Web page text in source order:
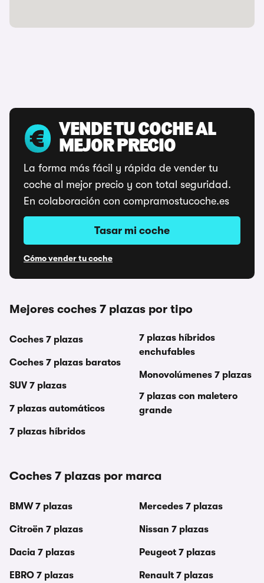
VENDE TU COCHE AL
MEJOR PRECIO
La forma más fácil y rápida de vender tu
coche al mejor precio y con total seguridad.
En colaboración con compramostucoche.es
Tasar mi coche
Cómo vender tu coche
Mejores coches 7 plazas por tipo
Coches 7 plazas
Coches 7 plazas baratos
SUV 7 plazas
7 plazas automáticos
7 plazas híbridos
7 plazas híbridos
enchufables
Monovolúmenes 7 plazas
7 plazas con maletero
grande
Coches 7 plazas por marca
BMW 7 plazas
Citroën 7 plazas
Dacia 7 plazas
EBRO 7 plazas
Mercedes 7 plazas
Nissan 7 plazas
Peugeot 7 plazas
Renault 7 plazas